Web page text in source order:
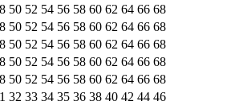
50 52 54 56 58 60 62 64 66 68
50 52 54 56 58 60 62 64 66 68
50 52 54 56 58 60 62 64 66 68
50 52 54 56 58 60 62 64 66 68
50 52 54 56 58 60 62 64 66 68
32 33 34 35 36 38 40 42 44 46